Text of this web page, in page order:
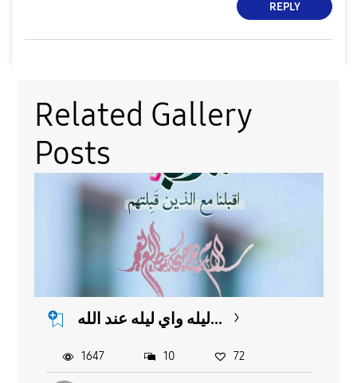
REPLY
Related Gallery
Posts
ليله واي ليله عند الله...
1647 10 72